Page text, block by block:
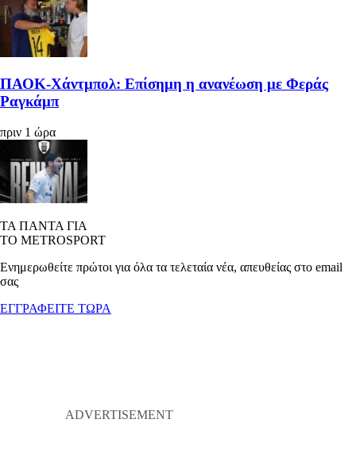
ΠΑΟΚ-Χάντμπολ: Επίσημη η ανανέωση με Φεράς
Ραγκάμπ
πριν 1 ώρα
ΤΑ ΠΑΝΤΑ ΓΙΑ
ΤΟ METROSPORT
Ενημερωθείτε πρώτοι για όλα τα τελεταία νέα, απευθείας στο email
σας
ΕΓΓΡΑΦΕΙΤΕ ΤΩΡΑ